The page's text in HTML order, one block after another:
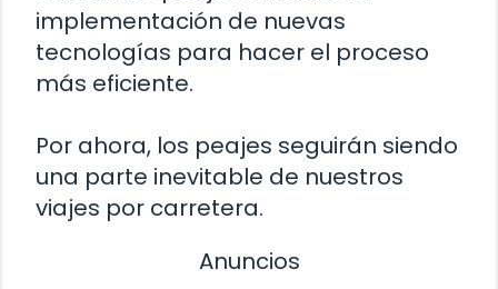
implementación de nuevas
tecnologías para hacer el proceso
más eficiente.
Por ahora, los peajes seguirán siendo
una parte inevitable de nuestros
viajes por carretera.
Anuncios